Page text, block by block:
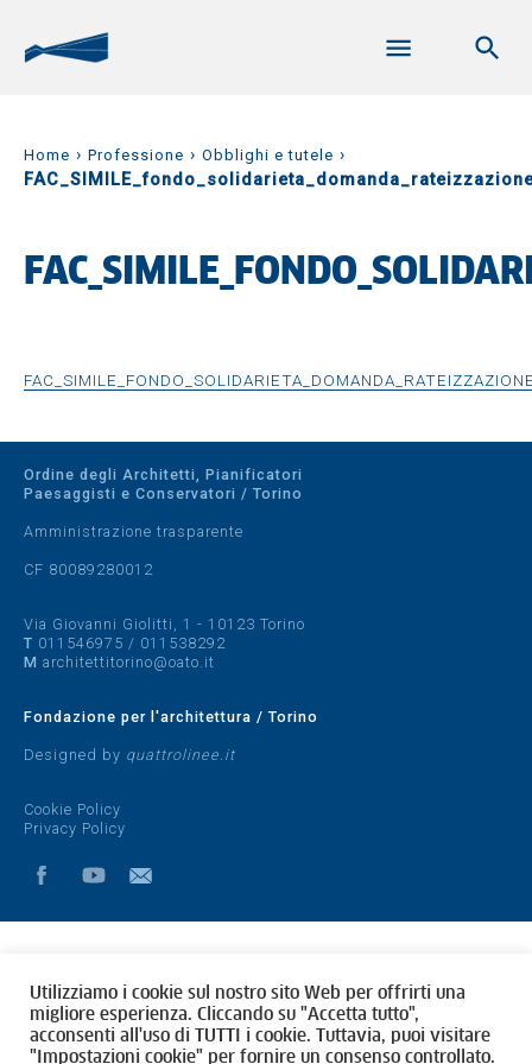
Home › Professione › Obblighi e tutele ›
Ordine degli Architetti, Pianificatori
Paesaggisti e Conservatori / Torino
Amministrazione trasparente
CF 80089280012
Via Giovanni Giolitti, 1 - 10123 Torino
T 011546975 / 011538292
M architettitorino@oato.it
Fondazione per l'architettura / Torino
Designed by quattrolinee.it
Cookie Policy
Privacy Policy
Utilizziamo i cookie sul nostro sito Web per offrirti una
migliore esperienza. Cliccando su "Accetta tutto",
acconsenti all'uso di TUTTI i cookie. Tuttavia, puoi visitare
"Impostazioni cookie" per fornire un consenso controllato.